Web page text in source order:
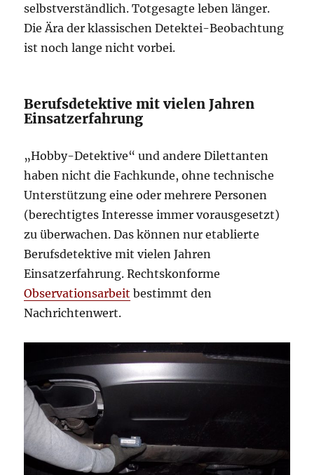
selbstverständlich. Totgesagte leben länger.
Die Ära der klassischen Detektei-Beobachtung
ist noch lange nicht vorbei.
Berufsdetektive mit vielen Jahren
Einsatzerfahrung
„Hobby-Detektive“ und andere Dilettanten
haben nicht die Fachkunde, ohne technische
Unterstützung eine oder mehrere Personen
(berechtigtes Interesse immer vorausgesetzt)
zu überwachen. Das können nur etablierte
Berufsdetektive mit vielen Jahren
Einsatzerfahrung. Rechtskonforme
Observationsarbeit bestimmt den
Nachrichtenwert.